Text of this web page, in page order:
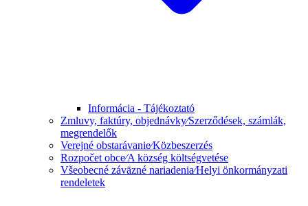
Informácia - Tájékoztató
Zmluvy, faktúry, objednávky⁄Szerződések, számlák,
megrendelők
Verejné obstarávanie⁄Közbeszerzés
Rozpočet obce⁄A község költségvetése
Všeobecné záväzné nariadenia⁄Helyi önkormányzati
rendeletek